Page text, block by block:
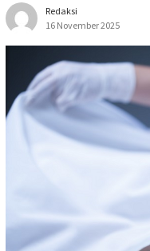
Redaksi
16 November 2025